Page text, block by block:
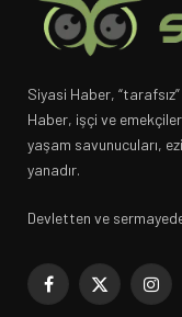
Siyasi Haber,
Haber, işçi ve
yaşam savunucuları,
yanadır.
Devletten ve
Facebook
X